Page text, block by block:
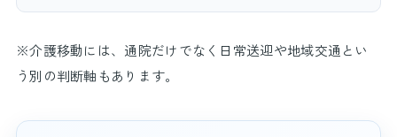
※介護移動には、通院だけでなく日常送迎や地域交通とい
う別の判断軸もあります。